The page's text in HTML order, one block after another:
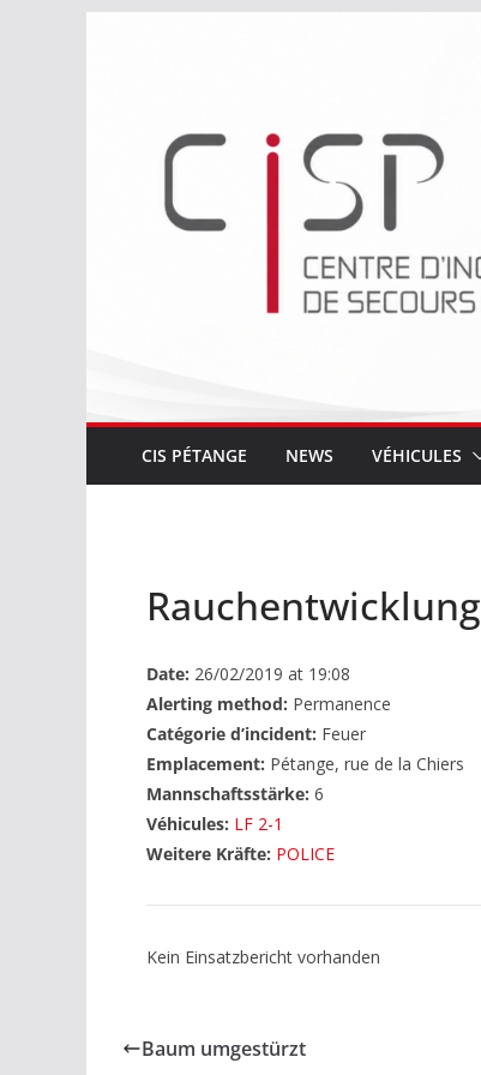
CIS PÉTANGE NEWS VÉHICULES
Rauchentwicklung
Date: 26/02/2019 at 19:08
Alerting method: Permanence
Catégorie d’incident: Feuer
Emplacement: Pétange, rue de la Chiers
Mannschaftsstärke: 6
Véhicules: LF 2-1
Weitere Kräfte: POLICE
Kein Einsatzbericht vorhanden
Baum umgestürzt